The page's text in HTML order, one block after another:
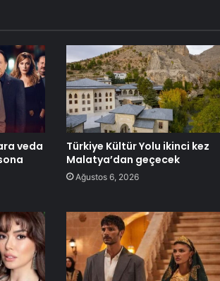
veda
Türkiye Kültür Yolu ikinci kez
Malatya’dan geçecek
Ağustos 6, 2026